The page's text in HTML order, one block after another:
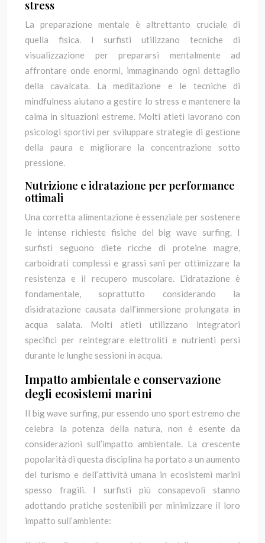
stress
La preparazione mentale è altrettanto cruciale di
quella fisica. I surfisti utilizzano tecniche di
visualizzazione per prepararsi mentalmente ad
affrontare onde enormi, immaginando ogni dettaglio
della cavalcata. La meditazione e le tecniche di
mindfulness aiutano a gestire lo stress e mantenere la
calma in situazioni estreme. Molti atleti lavorano con
psicologi sportivi per sviluppare strategie di gestione
della paura e migliorare la concentrazione sotto
pressione.
Nutrizione e idratazione per performance
ottimali
Una corretta alimentazione è essenziale per sostenere
le intense richieste fisiche del big wave surfing. I
surfisti seguono diete ricche di proteine magre,
carboidrati complessi e grassi sani per ottimizzare la
resistenza e il recupero muscolare. L’idratazione è
fondamentale, soprattutto considerando la
disidratazione causata dall’immersione prolungata in
acqua salata. Molti atleti utilizzano integratori
specifici per reintegrare elettroliti e nutrienti persi
durante le lunghe sessioni in acqua.
Impatto ambientale e conservazione
degli ecosistemi marini
Il big wave surfing, pur essendo uno sport estremo che
celebra la potenza della natura, non è esente da
considerazioni sull’impatto ambientale. La crescente
popolarità di questa disciplina ha portato a un aumento
del turismo e dell’attività umana in ecosistemi marini
spesso fragili. I surfisti più consapevoli stanno
adottando pratiche sostenibili per minimizzare il loro
impatto sull’ambiente: